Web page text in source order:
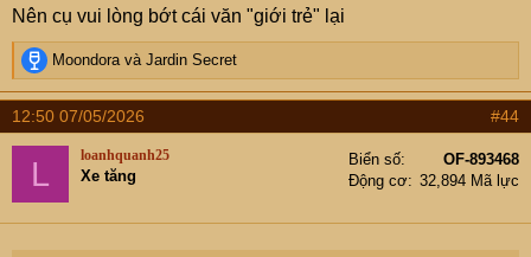
Nên cụ vui lòng bớt cái văn "giới trẻ" lại
R
e
a
c
t
n
s
Moondoravà Jardin Secret
12:50 07/05/2026 #44
L loanhquanh25
Xe tăng
Biển số
OF-893468
Động cơ
32,894 Mã lực